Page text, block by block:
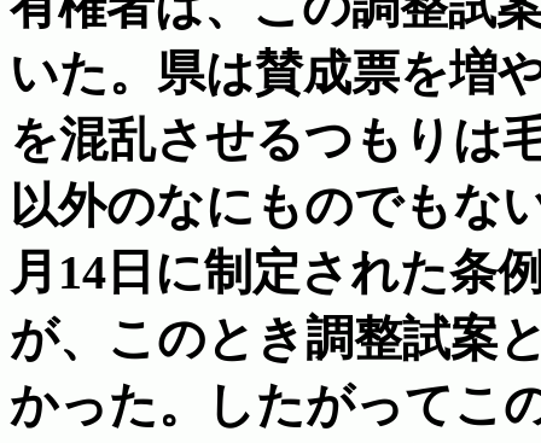
いた。県は賛成票を増
を混乱させるつもりは
以外のなにものでもな
月14日に制定された条
が、このとき調整試案
かった。したがってこ